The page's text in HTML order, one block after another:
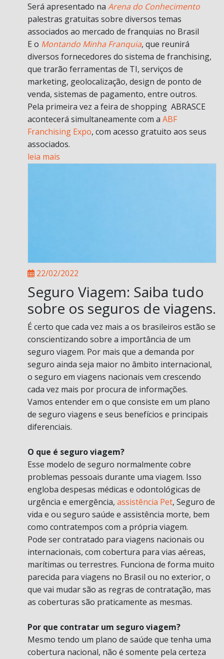
Será apresentado na Arena do Conhecimento
palestras gratuitas sobre diversos temas
associados ao mercado de franquias no Brasil
E o Montando Minha Franquia, que reunirá
diversos fornecedores do sistema de franchising,
que trarão ferramentas de TI, serviços de
marketing, geolocalização, design de ponto de
venda, sistemas de pagamento, entre outros.
Pela primeira vez a feira de shopping ABRASCE
acontecerá simultaneamente com a ABF
Franchising Expo, com acesso gratuito aos seus
associados.
leia mais
22/02/2022
Seguro Viagem: Saiba tudo
sobre os seguros de viagens.
É certo que cada vez mais a os brasileiros estão se
conscientizando sobre a importância de um
seguro viagem. Por mais que a demanda por
seguro ainda seja maior no âmbito internacional,
o seguro em viagens nacionais vem crescendo
cada vez mais por procura de informações.
Vamos entender em o que consiste em um plano
de seguro viagens e seus benefícios e principais
diferenciais.
O que é seguro viagem?
Esse modelo de seguro normalmente cobre
problemas pessoais durante uma viagem. Isso
engloba despesas médicas e odontológicas de
urgência e emergência, assistência Pet, Seguro de
vida e ou seguro saúde e assistência morte, bem
como contratempos com a própria viagem.
Pode ser contratado para viagens nacionais ou
internacionais, com cobertura para vias aéreas,
marítimas ou terrestres. Funciona de forma muito
parecida para viagens no Brasil ou no exterior, o
que vai mudar são as regras de contratação, mas
as coberturas são praticamente as mesmas.
Por que contratar um seguro viagem?
Mesmo tendo um plano de saúde que tenha uma
cobertura nacional, não é somente pela certeza